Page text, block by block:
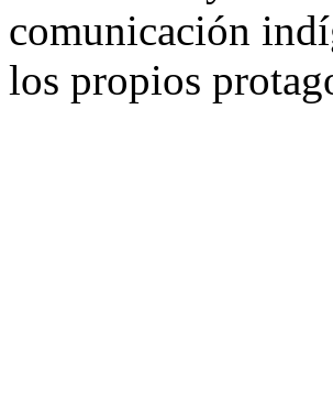
comunicación
los propios